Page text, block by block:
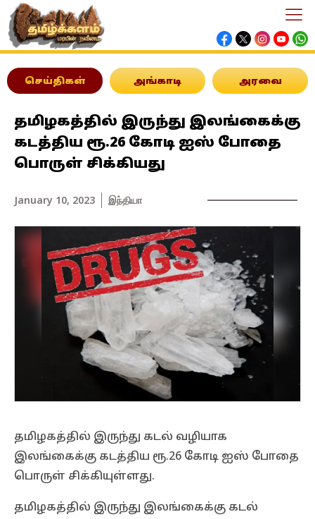
செய்திகள் அங்காடி அரவை
தமிழகத்தில் இருந்து இலங்கைக்கு
கடத்திய ரூ.26 கோடி ஐஸ் போதை
பொருள் சிக்கியது
January 10, 2023 இந்தியா
தமிழகத்தில் இருந்து கடல் வழியாக
இலங்கைக்கு கடத்திய ரூ.26 கோடி ஐஸ் போதை
பொருள் சிக்கியுள்ளது.
தமிழகத்தில் இருந்து இலங்கைக்கு கடல்